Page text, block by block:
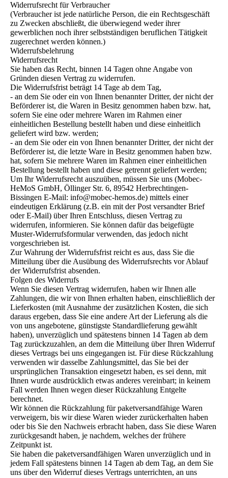
Widerrufsrecht für Verbraucher
(Verbraucher ist jede natürliche Person, die ein Rechtsgeschäft
zu Zwecken abschließt, die überwiegend weder ihrer
gewerblichen noch ihrer selbstständigen beruflichen Tätigkeit
zugerechnet werden können.)
Widerrufsbelehrung
Widerrufsrecht
Sie haben das Recht, binnen 14 Tagen ohne Angabe von
Gründen diesen Vertrag zu widerrufen.
Die Widerrufsfrist beträgt 14 Tage ab dem Tag,
- an dem Sie oder ein von Ihnen benannter Dritter, der nicht der
Beförderer ist, die Waren in Besitz genommen haben bzw. hat,
sofern Sie eine oder mehrere Waren im Rahmen einer
einheitlichen Bestellung bestellt haben und diese einheitlich
geliefert wird bzw. werden;
- an dem Sie oder ein von Ihnen benannter Dritter, der nicht der
Beförderer ist, die letzte Ware in Besitz genommen haben bzw.
hat, sofern Sie mehrere Waren im Rahmen einer einheitlichen
Bestellung bestellt haben und diese getrennt geliefert werden;
Um Ihr Widerrufsrecht auszuüben, müssen Sie uns (Mobec-
HeMoS GmbH, Öllinger Str. 6, 89542 Herbrechtingen-
Bissingen E-Mail: info@mobec-hemos.de) mittels einer
eindeutigen Erklärung (z.B. ein mit der Post versandter Brief
oder E-Mail) über Ihren Entschluss, diesen Vertrag zu
widerrufen, informieren. Sie können dafür das beigefügte
Muster-Widerrufsformular verwenden, das jedoch nicht
vorgeschrieben ist.
Zur Wahrung der Widerrufsfrist reicht es aus, dass Sie die
Mitteilung über die Ausübung des Widerrufsrechts vor Ablauf
der Widerrufsfrist absenden.
Folgen des Widerrufs
Wenn Sie diesen Vertrag widerrufen, haben wir Ihnen alle
Zahlungen, die wir von Ihnen erhalten haben, einschließlich der
Lieferkosten (mit Ausnahme der zusätzlichen Kosten, die sich
daraus ergeben, dass Sie eine andere Art der Lieferung als die
von uns angebotene, günstigste Standardlieferung gewählt
haben), unverzüglich und spätestens binnen 14 Tagen ab dem
Tag zurückzuzahlen, an dem die Mitteilung über Ihren Widerruf
dieses Vertrags bei uns eingegangen ist. Für diese Rückzahlung
verwenden wir dasselbe Zahlungsmittel, das Sie bei der
ursprünglichen Transaktion eingesetzt haben, es sei denn, mit
Ihnen wurde ausdrücklich etwas anderes vereinbart; in keinem
Fall werden Ihnen wegen dieser Rückzahlung Entgelte
berechnet.
Wir können die Rückzahlung für paketversandfähige Waren
verweigern, bis wir diese Waren wieder zurückerhalten haben
oder bis Sie den Nachweis erbracht haben, dass Sie diese Waren
zurückgesandt haben, je nachdem, welches der frühere
Zeitpunkt ist.
Sie haben die paketversandfähigen Waren unverzüglich und in
jedem Fall spätestens binnen 14 Tagen ab dem Tag, an dem Sie
uns über den Widerruf dieses Vertrags unterrichten, an uns